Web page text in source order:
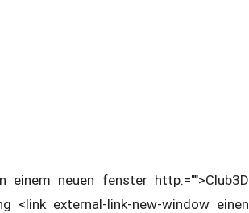
einem neuen fenster http:="">Club3D
<link external-link-new-window einen